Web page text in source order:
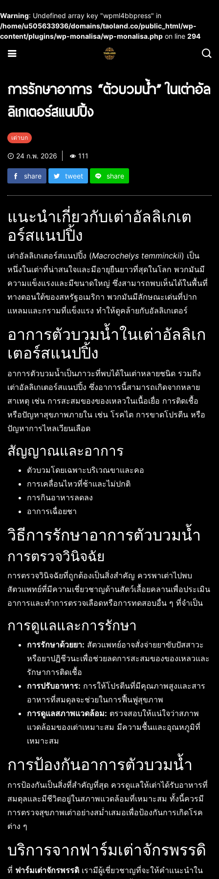
Warning: Undefined array key "wpml4bbpress" in
/home/u505633936/domains/taoland.co/public_html/wp-
content/plugins/wp-monalisa/wp-monalisa.php on line 294
การรักษาอาการ “ตัวบวมน้ำ” ในเต่าอัล
ลิเกเตอร์สแนปปิ้ง
เต่าบก
24 ก.พ. 2026 111
share tweet share
แนะนำเกี่ยวกับเต่าอัลลิเกเต
อร์สแนปปิ้ง
เต่าอัลลิเกเตอร์สแนปปิ้ง (Macrochelys temminckii) เป็น
หนึ่งในเต่าที่น่าสนใจและมีอายุยืนยาวที่สุดในโลก พวกมันมี
ความแข็งแรงและมีขนาดใหญ่ ซึ่งสามารถพบเห็นได้ในพื้นที่
ทางตอนใต้ของสหรัฐอเมริกา พวกมันมีลักษณะเด่นที่ปาก
แหลมและกรามที่แข็งแรง ทำให้ดูคล้ายกับอัลลิเกเตอร์
อาการตัวบวมน้ำในเต่าอัลลิเก
เตอร์สแนปปิ้ง
อาการตัวบวมน้ำเป็นภาวะที่พบได้ในเต่าหลายชนิด รวมถึง
เต่าอัลลิเกเตอร์สแนปปิ้ง ซึ่งอาการนี้สามารถเกิดจากหลาย
สาเหตุ เช่น การสะสมของของเหลวในเนื้อเยื่อ การติดเชื้อ
หรือปัญหาสุขภาพภายใน เช่น โรคไต การขาดโปรตีน หรือ
ปัญหาการไหลเวียนเลือด
สัญญาณและอาการ
ตัวบวมโดยเฉพาะบริเวณขาและคอ
การเคลื่อนไหวที่ช้าและไม่ปกติ
การกินอาหารลดลง
อาการเฉื่อยชา
วิธีการรักษาอาการตัวบวมน้ำ
การตรวจวินิจฉัย
การตรวจวินิจฉัยที่ถูกต้องเป็นสิ่งสำคัญ ควรพาเต่าไปพบ
สัตวแพทย์ที่มีความเชี่ยวชาญด้านสัตว์เลื้อยคลานเพื่อประเมิน
อาการและทำการตรวจเลือดหรือการทดสอบอื่น ๆ ที่จำเป็น
การดูแลและการรักษา
การรักษาด้วยยา: สัตวแพทย์อาจสั่งจ่ายยาขับปัสสาวะ
หรือยาปฏิชีวนะเพื่อช่วยลดการสะสมของของเหลวและ
รักษาการติดเชื้อ
การปรับอาหาร: การให้โปรตีนที่มีคุณภาพสูงและสาร
อาหารที่สมดุลจะช่วยในการฟื้นฟูสุขภาพ
การดูแลสภาพแวดล้อม: ตรวจสอบให้แน่ใจว่าสภาพ
แวดล้อมของเต่าเหมาะสม มีความชื้นและอุณหภูมิที่
เหมาะสม
การป้องกันอาการตัวบวมน้ำ
การป้องกันเป็นสิ่งที่สำคัญที่สุด ควรดูแลให้เต่าได้รับอาหารที่
สมดุลและมีชีวิตอยู่ในสภาพแวดล้อมที่เหมาะสม ทั้งนี้ควรมี
การตรวจสุขภาพเต่าอย่างสม่ำเสมอเพื่อป้องกันการเกิดโรค
ต่าง ๆ
บริการจากฟาร์มเต่าจักรพรรดิ
ที่ ฟาร์มเต่าจักรพรรดิ เรามีผู้เชี่ยวชาญที่จะให้คำแนะนำใน